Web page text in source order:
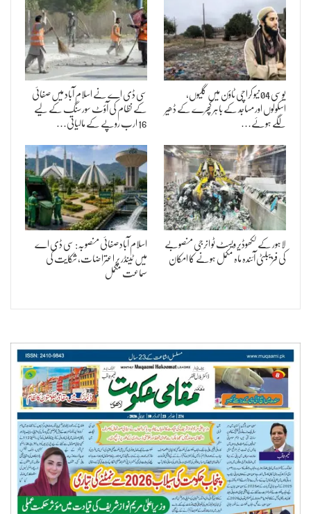
یوسی 04 نیو کراچی ٹاؤن میں گلیوں،
اسکولوں اور مساجد کے باہر کچرے کے ڈھیر
لگے ہوئے…
سی ڈی اے نے اسلام آباد میں صفائی
کے نظام کی آؤٹ سورسنگ کے لیے
16 ارب روپے کے مالیاتی…
لاہور کے لکھوڈیر ویسٹ ٹو انرجی منصوبے
کی فزیبلٹی آئندہ ماہ مکمل ہونے کا امکان
اسلام آباد صفائی منصوبہ: سی ڈی اے
میں ٹینڈر پر اعتراضات، شکایت کی
سماعت مکمل